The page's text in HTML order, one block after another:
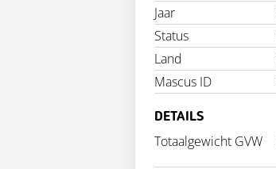
Jaar
Status
Land
Mascus ID
DETAILS
Totaalgewicht GVW